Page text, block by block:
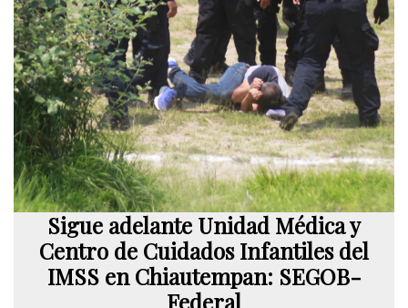
Sigue adelante Unidad Médica y
Centro de Cuidados Infantiles del
IMSS en Chiautempan: SEGOB-
Federal